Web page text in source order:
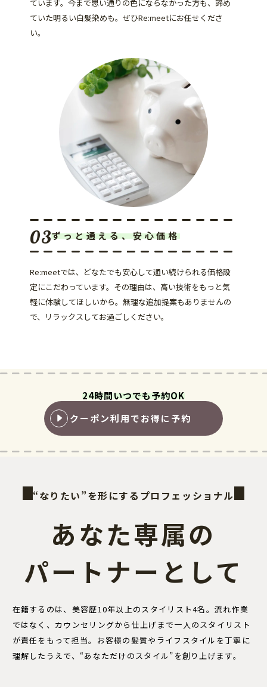
ています。今まで思い通りの色にならなかった方も、諦め
ていた明るい白髪染めも。ぜひRe:meetにお任せくださ
い。
ずっと通える、安心価格
Re:meetでは、どなたでも安心して通い続けられる価格設
定にこだわっています。その理由は、高い技術をもっと気
軽に体験してほしいから。無理な追加提案もありませんの
で、リラックスしてお過ごしください。
24時間いつでも予約OK
クーポン利用でお得に予約
“なりたい”を形にするプロフェッショナル
あなた専属の
パートナーとして
在籍するのは、美容歴10年以上のスタイリスト4名。流れ作業
ではなく、カウンセリングから仕上げまで一人のスタイリスト
が責任をもって担当。お客様の髪質やライフスタイルを丁寧に
理解したうえで、“あなただけのスタイル”を創り上げます。